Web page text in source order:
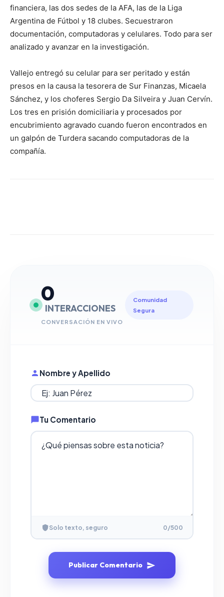
financiera, las dos sedes de la AFA, las de la Liga
Argentina de Fútbol y 18 clubes. Secuestraron
documentación, computadoras y celulares. Todo para ser
analizado y avanzar en la investigación.
Vallejo entregó su celular para ser peritado y están
presos en la causa la tesorera de Sur Finanzas, Micaela
Sánchez, y los choferes Sergio Da Silveira y Juan Cervín.
Los tres en prisión domiciliaria y procesados por
encubrimiento agravado cuando fueron encontrados en
un galpón de Turdera sacando computadoras de la
compañía.
0
INTERACCIONES
CONVERSACIÓN EN VIVO
Comunidad
Segura
Nombre y Apellido
Tu Comentario
Solo texto, seguro 0/500
Publicar Comentario